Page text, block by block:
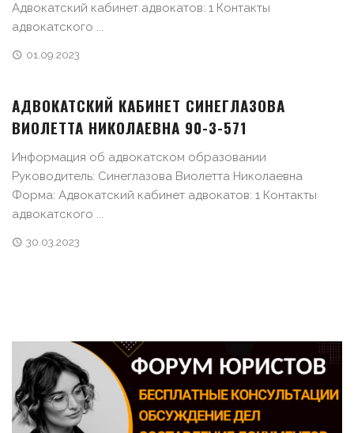
Адвокатский кабинет адвокатов: 1 Контакты
адвокатского ...
01.09.2023
АДВОКАТСКИЙ КАБИНЕТ СИНЕГЛАЗОВА
ВИОЛЕТТА НИКОЛАЕВНА 90-3-571
Информация об адвокатском образовании
Руководитель: Синеглазова Виолетта Николаевна
Форма: Адвокатский кабинет адвокатов: 1 Контакты
адвокатского ...
30.03.2023